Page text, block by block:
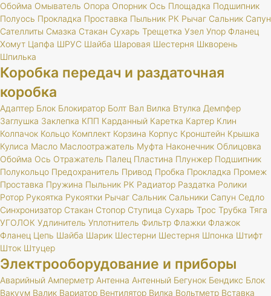
Обойма Омыватель Опора Опорник Ось Площадка Подшипник
Полуось Прокладка Проставка Пыльник РК Рычаг Сальник Сапун
Сателлиты Смазка Стакан Сухарь Трещетка Узел Упор Фланец
Хомут Цапфа ШРУС Шайба Шаровая Шестерня Шкворень
Шпилька
Коробка передач и раздаточная
коробка
Адаптер Блок Блокиратор Болт Вал Вилка Втулка Демпфер
Заглушка Заклепка КПП Карданный Каретка Картер Клин
Колпачок Кольцо Комплект Корзина Корпус Кронштейн Крышка
Кулиса Масло Маслоотражатель Муфта Наконечник Облицовка
Обойма Ось Отражатель Палец Пластина Плунжер Подшипник
Полукольцо Предохранитель Привод Пробка Прокладка Промеж
Проставка Пружина Пыльник РК Радиатор Раздатка Ролики
Ротор Рукоятка Рукоятки Рычаг Сальник Сальники Сапун Седло
Синхронизатор Стакан Стопор Ступица Сухарь Трос Трубка Тяга
УГОЛОК Удлинитель Уплотнитель Фильтр Флажки Флажок
Фланец Цепь Шайба Шарик Шестерни Шестерня Шпонка Штифт
Шток Штуцер
Электрооборудование и приборы
Аварийный Амперметр Антенна Антенный Бегунок Бендикс Блок
Вакуум Валик Вариатор Вентилятор Вилка Вольтметр Вставка